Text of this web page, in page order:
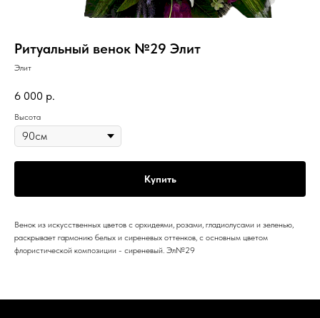
Ритуальный венок №29 Элит
Элит
6 000 р.
Высота
Купить
Венок из искусственных цветов с орхидеями, розами, гладиолусами и зеленью,
раскрывает гармонию белых и сиреневых оттенков, с основным цветом
флористической композиции - сиреневый. Эл№29